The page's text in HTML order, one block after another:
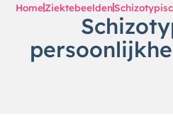
Home Ziektebeelden